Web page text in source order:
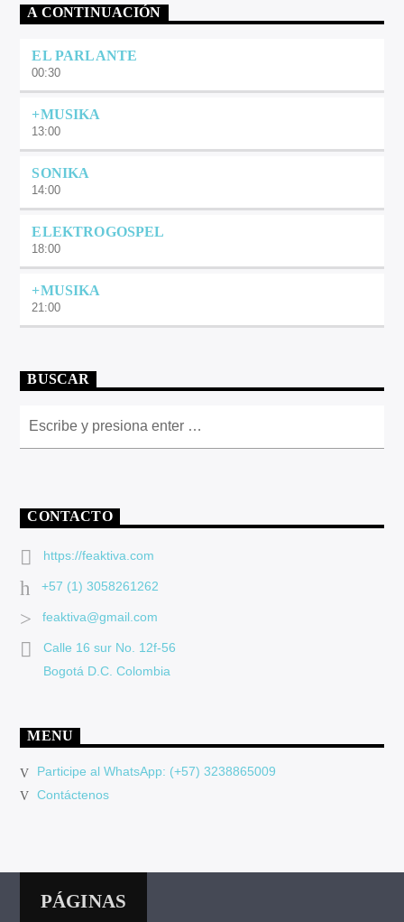
A CONTINUACIÓN
EL PARLANTE
00:30
+MUSIKA
13:00
SONIKA
14:00
ELEKTROGOSPEL
18:00
+MUSIKA
21:00
BUSCAR
CONTACTO
https://feaktiva.com
+57 (1) 3058261262
feaktiva@gmail.com
Calle 16 sur No. 12f-56
Bogotá D.C. Colombia
MENU
Participe al WhatsApp: (+57) 3238865009
Contáctenos
PÁGINAS